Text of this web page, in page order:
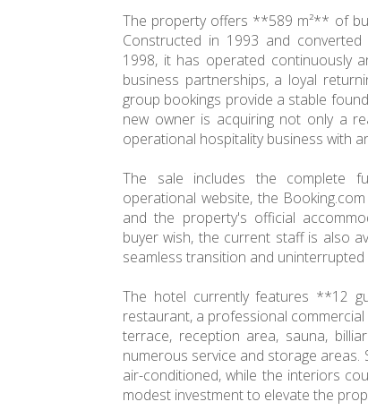
The property offers **589 m²** of
Constructed in 1993 and
1998, it has operated continuously
business partnerships, a loyal
group bookings provide a stable
new owner is acquiring not only a
operational hospitality business with
The sale includes the complete
operational website, the
and the property's official
buyer wish, the current staff is also
seamless transition and
The hotel currently features **12
restaurant, a professional
terrace, reception area, sauna,
numerous service and storage areas.
air-conditioned, while the interiors
modest investment to elevate the